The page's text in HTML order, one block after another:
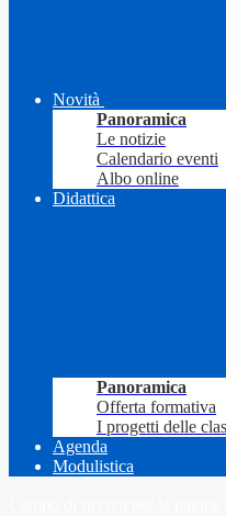
Novità
Panoramica
Le notizie
Calendario eventi
Albo online
Didattica
Panoramica
Offerta formativa
I progetti delle
Agenda
Modulistica